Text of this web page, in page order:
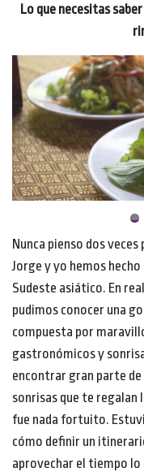
Lo que necesitas
Nunca pienso dos
Jorge y yo hemos
Sudeste asiático. En
pudimos conocer una
compuesta por
gastronómicos y
encontrar gran parte
sonrisas que te regalan
fue nada fortuito.
cómo definir un
aprovechar el tiempo lo